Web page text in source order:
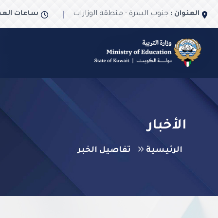
العنوان : جنوب السرة - منطقة الوزارات ساعات
الأخبار
الرئيسية تفاصيل الخبر